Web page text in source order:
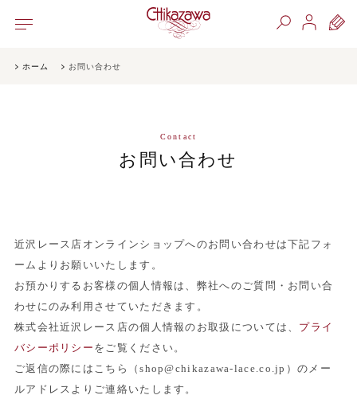
ホーム お問い合わせ
Contact
お問い合わせ
近沢レース店オンラインショップへのお問い合わせは下記フォ
ームよりお願いいたします。
お預かりするお客様の個人情報は、弊社へのご質問・お問い合
わせにのみ利用させていただきます。
株式会社近沢レース店の個人情報のお取扱については、 プライ
バシーポリシー をご覧ください。
ご返信の際にはこちら（shop@chikazawa-lace.co.jp）のメー
ルアドレスよりご連絡いたします。